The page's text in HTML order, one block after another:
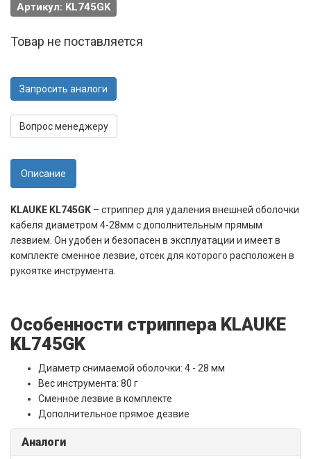
Артикул: KL745GK
Товар не поставляется
Запросить аналоги
Вопрос менеджеру
Описание
KLAUKE KL745GK – стриппер для удаления внешней оболочки
кабеля диаметром 4-28мм с дополнительным прямым
лезвием. Он удобен и безопасен в эксплуатации и имеет в
комплекте сменное лезвие, отсек для которого расположен в
рукоятке инструмента.
Особенности стриппера KLAUKE
KL745GK
Диаметр снимаемой оболочки: 4 - 28 мм
Вес инструмента: 80 г
Сменное лезвие в комплекте
Дополнительное прямое дезвие
Аналоги